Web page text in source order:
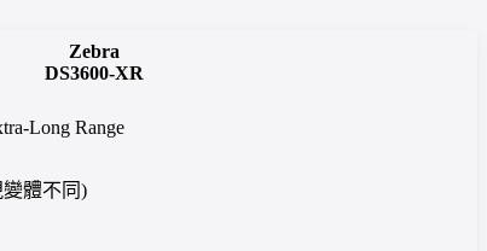
Zebra
DS3600-XR
Long Range
變體不同)